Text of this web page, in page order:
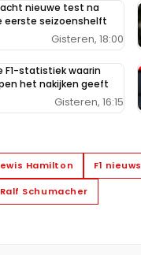
nieuwe test na
eerste seizoenshelft
Gisteren, 18:00
F1-statistiek waarin
het nakijken geeft
Gisteren, 16:15
Hamilton F1 nieuws
Ralf Schumacher